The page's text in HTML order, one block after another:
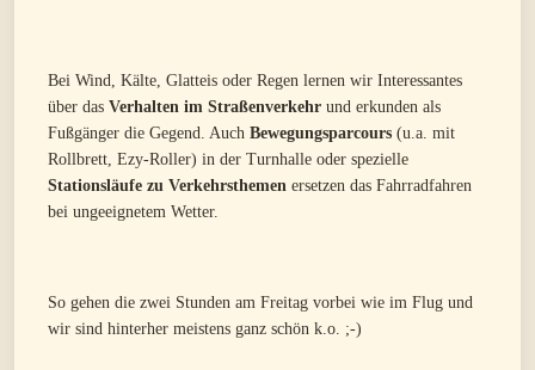
Bei Wind, Kälte, Glatteis oder Regen lernen wir Interessantes
über das Verhalten im Straßenverkehr und erkunden als
Fußgänger die Gegend. Auch Bewegungsparcours (u.a. mit
Rollbrett, Ezy-Roller) in der Turnhalle oder spezielle
Stationsläufe zu Verkehrsthemen ersetzen das Fahrradfahren
bei ungeeignetem Wetter.
So gehen die zwei Stunden am Freitag vorbei wie im Flug und
wir sind hinterher meistens ganz schön k.o. ;-)